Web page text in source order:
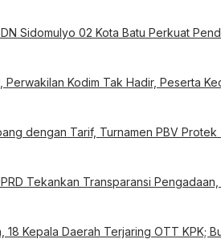
Sidomulyo 02 Kota Batu Perkuat
Perwakilan Kodim Tak Hadir, Peserta
dengan Tarif, Turnamen PBV Protek
Tekankan Transparansi
18 Kepala Daerah Terjaring OTT KPK;